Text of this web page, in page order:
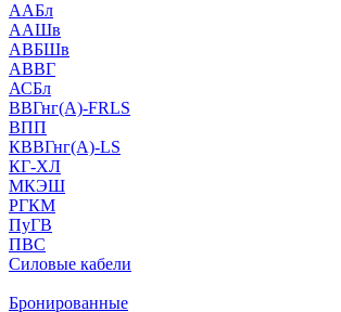
ААБл
ААШв
АВБШв
АВВГ
АСБл
ВВГнг(А)-FRLS
ВПП
КВВГнг(А)-LS
КГ-ХЛ
МКЭШ
РГКМ
ПуГВ
ПВС
Силовые кабели
Бронированные